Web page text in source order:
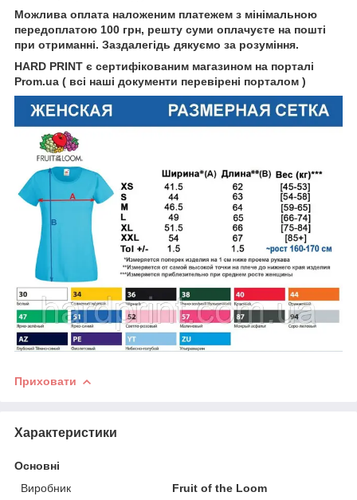
Можлива оплата наложеним платежем з мінімальною
передоплатою 100 грн, решту суми оплачуєте на пошті
при отриманні. Заздалегідь дякуємо за розуміння.
HARD PRINT є сертифікованим магазином на порталі
Prom.ua ( всі наші документи перевірені порталом )
Приховати
Характеристики
Основні
Виробник
Fruit of the Loom